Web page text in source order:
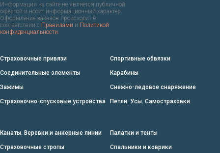
Информация на сайте не является публичной
офертой и носит информационный характер.
Оформление заказов происходит в
соответствии с Правилами и Политикой
конфиденциальности.
Страховочные привязи
Соединительные элементы
Зажимы
Страховочно-спусковые устройства
Спортивные обвязки
Карабины
Снежно-ледовое снаряжение
Петли. Усы. Самостраховки
Канаты. Веревки и анкерные линии
Страховочные стропы
Палатки и тенты
Спальники и коврики